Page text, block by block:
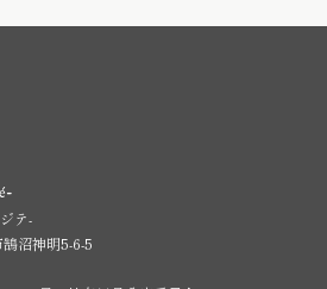
テ-
沼神明5-6-5